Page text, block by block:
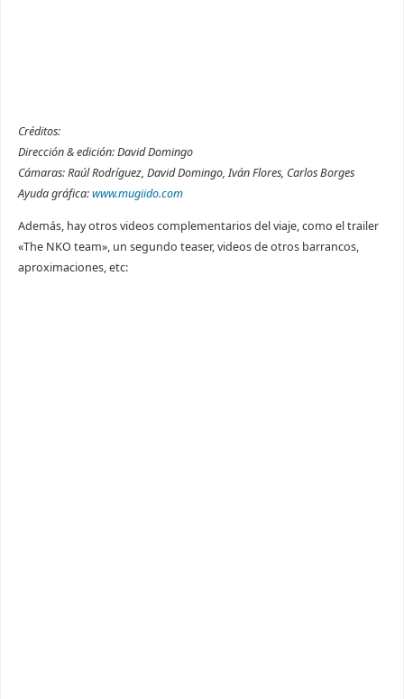
Créditos:
Dirección & edición: David Domingo
Cámaras: Raúl Rodríguez, David Domingo, Iván Flores, Carlos Borges
Ayuda gráfica:www.mugiido.com
Además, hay otros videos complementarios del viaje, como el trailer
«The NKO team», un segundo teaser, videos de otros barrancos,
aproximaciones, etc: